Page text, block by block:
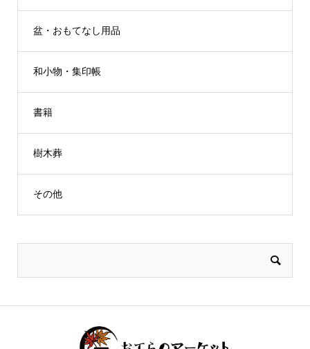
盆・おもてなし用品
和小物・集印帳
書籍
樹木葬
その他